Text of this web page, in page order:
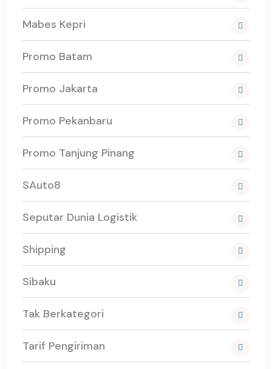
Mabes Kepri
Promo Batam
Promo Jakarta
Promo Pekanbaru
Promo Tanjung Pinang
SAuto8
Seputar Dunia Logistik
Shipping
Sibaku
Tak Berkategori
Tarif Pengiriman